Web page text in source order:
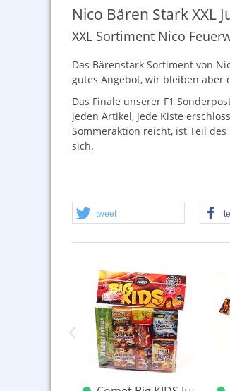
Nico Bären Stark XXL
XXL Sortiment Nico
Das Bärenstark Sortiment von
gutes Angebot, wir bleiben aber
Das Finale unserer F1
jeden Artikel, jede Kiste
Sommeraktion reicht, ist Teil
sich.
tweet